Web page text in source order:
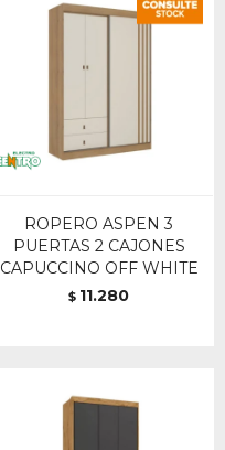
ROPERO ASPEN 3
PUERTAS 2 CAJONES
CAPUCCINO OFF WHITE
$ 11.280